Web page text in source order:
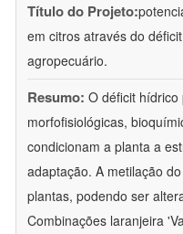
Título do Projeto:
em citros através do
agropecuário.
Resumo: O déficit
morfofisiológicas,
condicionam a planta a
adaptação. A metilação
plantas, podendo ser
Combinações laranjeira